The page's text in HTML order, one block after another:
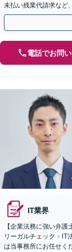
未払い残業代請求など
応じた実践的な法的支
電話でお問
IT業界
【企業法務に強い弁
リーガルチェック・IT
は当事務所にお任せく